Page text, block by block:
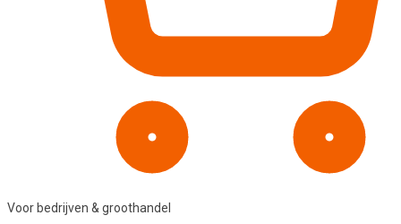
Voor bedrijven & groothandel